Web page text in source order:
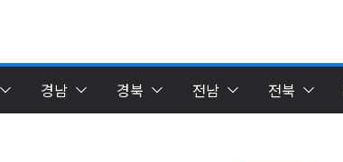
경남 경북 전남 전북